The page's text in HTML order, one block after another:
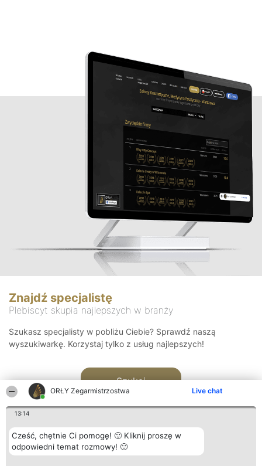
ORŁY Zegarmistrzostwa Live chat
13:14
Cześć, chętnie Ci pomogę! 🙂 Kliknij proszę w
odpowiedni temat rozmowy! 🙂
Znajdź specjalistę
Plebiscyt skupia najlepszych w branży
Szukasz specjalisty w pobliżu Ciebie? Sprawdź naszą
wyszukiwarkę. Korzystaj tylko z usług najlepszych!
Szukaj